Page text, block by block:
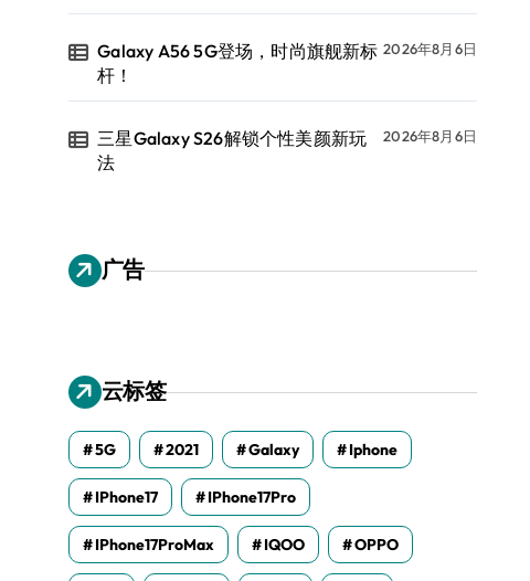
Galaxy A56 5G登场，时尚旗舰新标
杆！
2026年8月6日
三星Galaxy S26解锁个性美颜新玩
法
2026年8月6日
广告
云标签
5G 2021 Galaxy Iphone
IPhone17 IPhone17Pro
IPhone17ProMax IQOO OPPO